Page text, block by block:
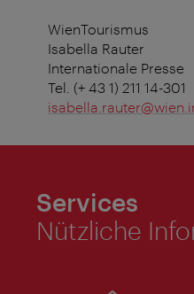
WienTourismus
Isabella Rauter
Internationale Presse
Tel. (+ 43 1) 211 14-301
Services
Nützliche